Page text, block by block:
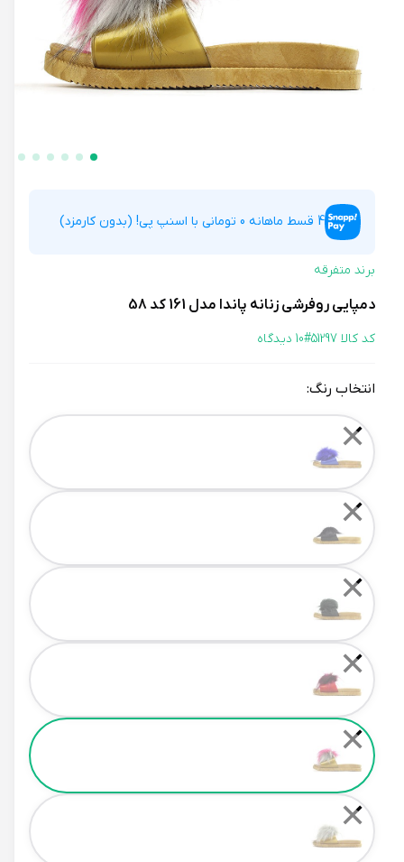
4 قسط ماهانه 0 تومانی با اسنپ پی! (بدون کارمزد)
برند متفرقه
دمپایی روفرشی زنانه پاندا مدل 161 کد 58
کد کالا 51297# 10 دیدگاه
انتخاب رنگ:
Color
✕
✕
✕
✕
✕
✕